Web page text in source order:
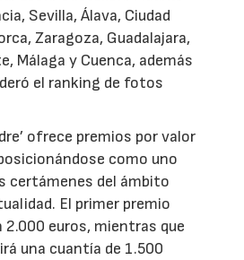
Sevilla, Álava, Ciudad
Zaragoza, Guadalajara,
Málaga y Cuenca, además
el ranking de fotos
ofrece premios por valor
como uno
certámenes del ámbito
El primer premio
euros, mientras que
una cuantía de 1.500